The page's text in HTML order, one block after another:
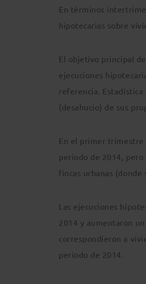
En términos
hipotecarias sobre
El objetivo principal
ejecuciones
referencia.
(desahucio) de sus
En el primer trimestre
periodo de 2014,
fincas urbanas (donde
Las ejecuciones
2014 y aumentaron
correspondieron a
periodo de 2014.